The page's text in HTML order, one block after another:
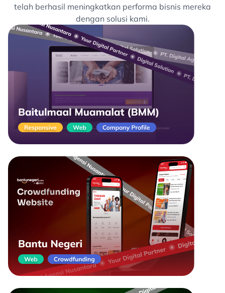
telah berhasil meningkatkan performa bisnis mereka
dengan solusi kami.